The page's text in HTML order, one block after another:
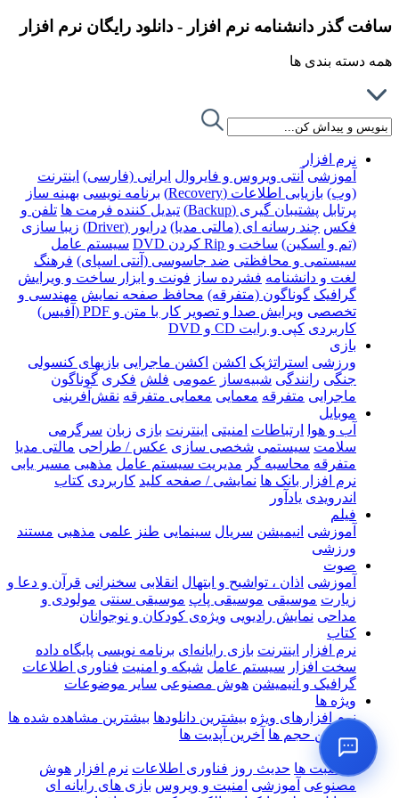
سافت گذر دانشنامه نرم افزار - دانلود رایگان نرم افزار
همه دسته بندی ها
نرم افزار
آموزشی آنتی ویروس و فایروال ایرانی (فارسی) اینترنت
(وب) بازیابی اطلاعات (Recovery) برنامه نویسی بهینه ساز
پرتابل پشتیبان گیری (Backup) تبدیل کننده فرمت ها تلفن و
فکس چند رسانه ای (مالتی مدیا) درایور (Driver)
زیبا سازی
(تم و اسکین) ساخت و Rip کردن DVD
سیستم عامل
سیستمی و محافظتی ضد جاسوسی (آنتی اسپای) فرهنگ
لغت و دانشنامه فشرده ساز فونت و ابزار ساخت و ویرایش
گرافیک گوناگون (متفرقه) محافظ صفحه نمایش مهندسی و
تخصصی ویرایش صدا و تصویر کار با متن و PDF (آفیس)
کاربردی کپی و رایت CD و DVD
بازی
ورزشی استراتژیک اکشن اکشن ماجرایی بازیهای کنسولی
جنگی رانندگی شبیه‌ساز عمومی فلش فکری گوناگون
ماجرایی متفرقه معمایی معمایی متفرقه نقش‌آفرینی
موبایل
آب و هوا
ارتباطات امنیتی اینترنت بازی زبان سرگرمی
سلامت سیستمی شخصی سازی عکس / طراحی مالتی مدیا
متفرقه محاسبه گر مدیریت سیستم عامل مذهبی مسیر یابی
نرم افزار بانک ها نمایشی / صفحه کلید کاربردی کتاب
اندرویدی یادآور
فیلم
آموزشی انیمیشن سریال سینمایی طنز علمی مذهبی مستند
ورزشی
صوت
آموزشی اذان ، تواشیح و ابتهال انقلابی سخنرانی قرآن و دعا و
زیارت موسیقی موسیقی پاپ موسیقی سنتی مولودی و
مداحی نمایش رادیویی ویژه‌ی کودکان و نوجوانان
کتاب
نرم افزار
اینترنت بازی رایانه‌ای برنامه نویسی پایگاه داده
سخت افزار سیستم عامل شبکه و امنیت فناوری اطلاعات
گرافیک و انیمیشن هوش مصنوعی سایر موضوعات
ویژه ها
نرم افزارهای ویژه بیشترین دانلودها بیشترین مشاهده شده ها
بالاترین حجم ها آخرین آپدیت ها
اخبار
مناسبت ها حدیث روز فناوری اطلاعات نرم افزار هوش
مصنوعی آموزشی امنیت و ویروس بازی های رایانه ای